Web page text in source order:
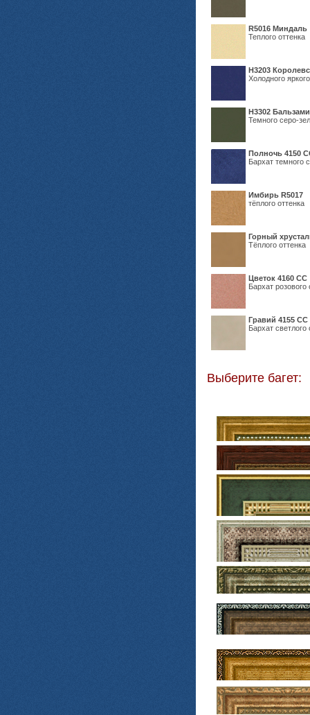
R5016 Миндаль
Теплого оттенка
Н3203
Холодного
Н3302
Темного серо-
Полночь 4150
Бархат темного
Имбирь R5017
тёплого оттенка
Горный
Тёплого оттенка
Цветок 4160 СС
Бархат розового
Гравий 4155 СС
Бархат светлого
Выберите багет: